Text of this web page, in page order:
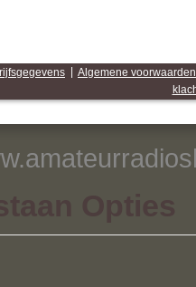
Algemene voorwaarden
Opties